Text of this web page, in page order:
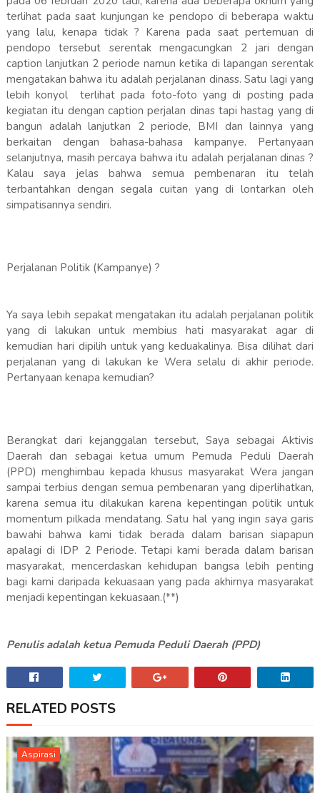
terlihat pada saat kunjungan ke pendopo di beberapa waktu
yang lalu, kenapa tidak ? Karena pada saat pertemuan di
pendopo tersebut serentak mengacungkan 2 jari dengan
caption lanjutkan 2 periode namun ketika di lapangan serentak
mengatakan bahwa itu adalah perjalanan dinass. Satu lagi yang
lebih konyol terlihat pada foto-foto yang di posting pada
kegiatan itu dengan caption perjalan dinas tapi hastag yang di
bangun adalah lanjutkan 2 periode, BMI dan lainnya yang
berkaitan dengan bahasa-bahasa kampanye. Pertanyaan
selanjutnya, masih percaya bahwa itu adalah perjalanan dinas ?
Kalau saya jelas bahwa semua pembenaran itu telah
terbantahkan dengan segala cuitan yang di lontarkan oleh
simpatisannya sendiri.
Perjalanan Politik (Kampanye) ?
Ya saya lebih sepakat mengatakan itu adalah perjalanan politik
yang di lakukan untuk membius hati masyarakat agar di
kemudian hari dipilih untuk yang keduakalinya. Bisa dilihat dari
perjalanan yang di lakukan ke Wera selalu di akhir periode.
Pertanyaan kenapa kemudian?
Berangkat dari kejanggalan tersebut, Saya sebagai Aktivis
Daerah dan sebagai ketua umum Pemuda Peduli Daerah
(PPD) menghimbau kepada khusus masyarakat Wera jangan
sampai terbius dengan semua pembenaran yang diperlihatkan,
karena semua itu dilakukan karena kepentingan politik untuk
momentum pilkada mendatang. Satu hal yang ingin saya garis
bawahi bahwa kami tidak berada dalam barisan siapapun
apalagi di IDP 2 Periode. Tetapi kami berada dalam barisan
masyarakat, mencerdaskan kehidupan bangsa lebih penting
bagi kami daripada kekuasaan yang pada akhirnya masyarakat
menjadi kepentingan kekuasaan.(**)
Penulis adalah ketua Pemuda Peduli Daerah (PPD)
RELATED POSTS
Aspirasi